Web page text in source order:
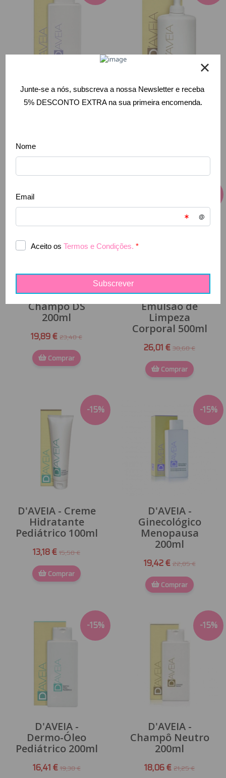
D'AVEIA -
Ginecológico
D'AVEIA -
Hidratante
D´AVEIA -
Champô DS
200ml
19,89 € 23,40 €
Comprar
D'AVEIA - PS
Emulsão de
Limpeza
Corporal 500ml
26,01 € 30,60 €
Comprar
-15%
D'AVEIA - Creme
Hidratante
Pediátrico 100ml
13,18 € 15,50 €
Comprar
-15%
D'AVEIA -
Ginecológico
Menopausa
200ml
19,42 €22,85 €
Comprar
-15%
D'AVEIA -
Dermo-Óleo
Pediátrico 200ml
16,41 €19,30 €
-15%
D'AVEIA -
Champô Neutro
200ml
18,06 € 21,25 €